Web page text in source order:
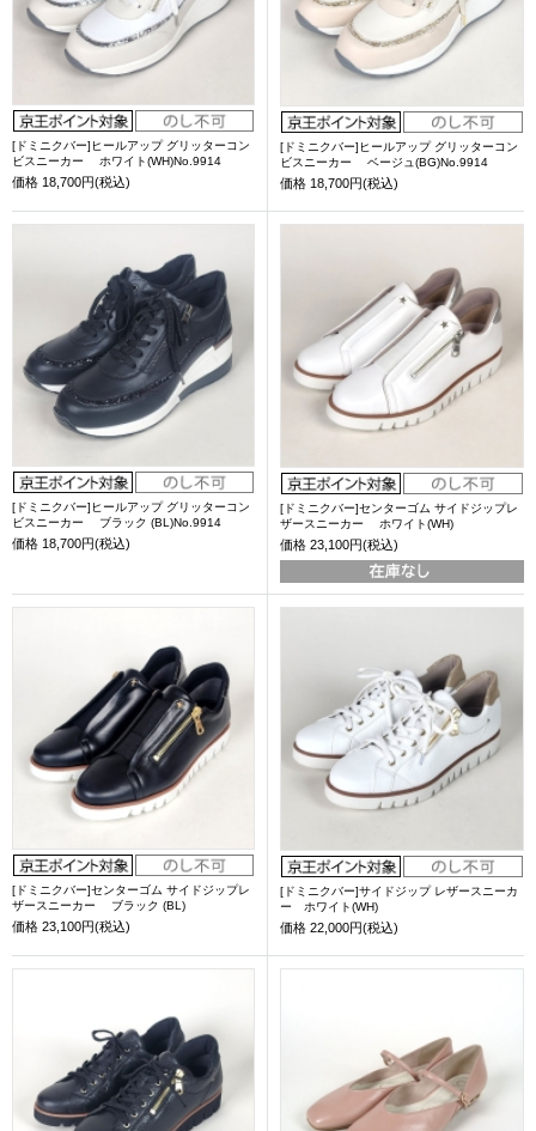
[ドミニクバー]ヒールアップ グリッターコン
ビスニーカー ホワイト(WH)No.9914
価格 18,700円(税込)
[ドミニクバー]ヒールアップ グリッターコン
ビスニーカー ベージュ(BG)No.9914
価格 18,700円(税込)
[ドミニクバー]ヒールアップ グリッターコン
ビスニーカー ブラック (BL)No.9914
価格 18,700円(税込)
[ドミニクバー]センターゴム サイドジップレ
ザースニーカー ホワイト(WH)
価格 23,100円(税込)
[ドミニクバー]センターゴム サイドジップレ
ザースニーカー ブラック (BL)
価格 23,100円(税込)
[ドミニクバー]サイドジップ レザースニーカ
ー ホワイト(WH)
価格 22,000円(税込)